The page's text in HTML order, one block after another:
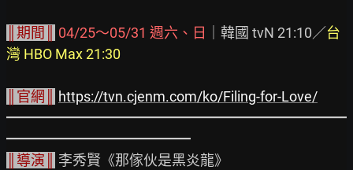
║期間║ 04/25～05/31 週六、日 ｜韓國 tvN 21:10／台
灣 HBO Max 21:30
║官網║
https://tvn.cjenm.com/ko/Filing-for-Love/
━━━━━━━━━━━━━━━━━━━━━━━━
║導演║
李秀賢《那傢伙是黑炎龍》